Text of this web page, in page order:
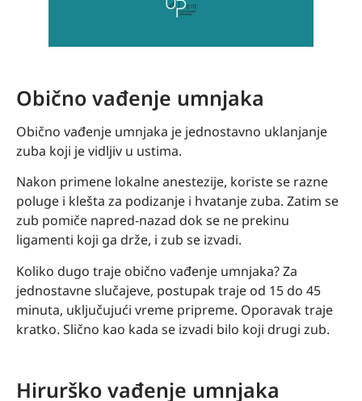
Obično vađenje umnjaka
Obično vađenje umnjaka je jednostavno uklanjanje
zuba koji je vidljiv u ustima.
Nakon primene lokalne anestezije, koriste se razne
poluge i klešta za podizanje i hvatanje zuba. Zatim se
zub pomiče napred-nazad dok se ne prekinu
ligamenti koji ga drže, i zub se izvadi.
Koliko dugo traje obično vađenje umnjaka? Za
jednostavne slučajeve, postupak traje od 15 do 45
minuta, uključujući vreme pripreme. Oporavak traje
kratko. Slično kao kada se izvadi bilo koji drugi zub.
Hirurško vađenje umnjaka